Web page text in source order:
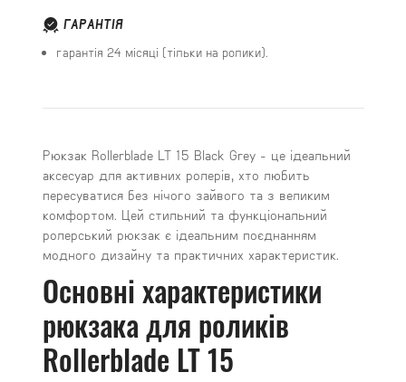
ГАРАНТІЯ
гарантія 24 місяці (тільки на ролики).
Рюкзак Rollerblade LT 15 Black Grey - це ідеальний
аксесуар для активних ролерів, хто любить
пересуватися без нічого зайвого та з великим
комфортом. Цей стильний та функціональний
ролерський рюкзак є ідеальним поєднанням
модного дизайну та практичних характеристик.
Основні характеристики
рюкзака для роликів
Rollerblade LT 15